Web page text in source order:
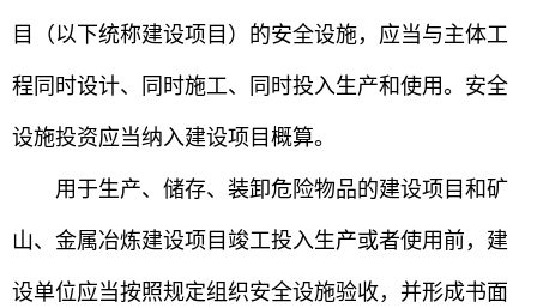
目（以下统称建设项目）的安全设施，应当与主体工
程同时设计、同时施工、同时投入生产和使用。安全
设施投资应当纳入建设项目概算。
用于生产、储存、装卸危险物品的建设项目和矿
山、金属冶炼建设项目竣工投入生产或者使用前，建
设单位应当按照规定组织安全设施验收，并形成书面